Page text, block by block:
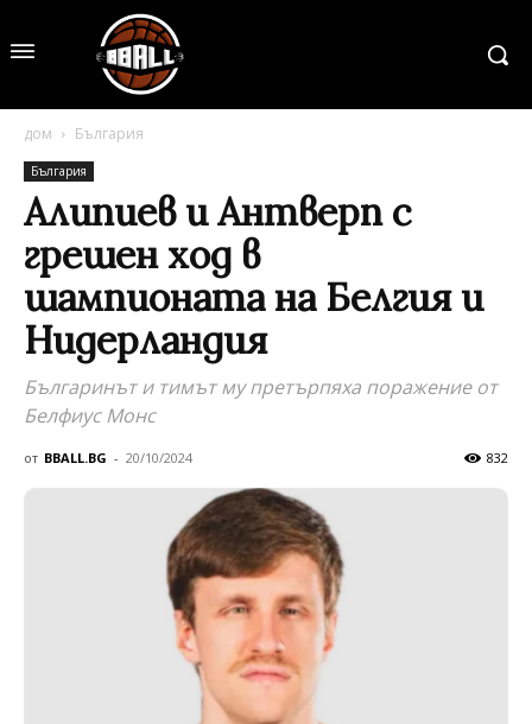
дом България
България
Алипиев и Антверп с
грешен ход в
шампионата на Белгия и
Нидерландия
Българинът и тимът му претърпяха поражение от
Белфиус Монс
от BBALL.BG - 20/10/2024 832